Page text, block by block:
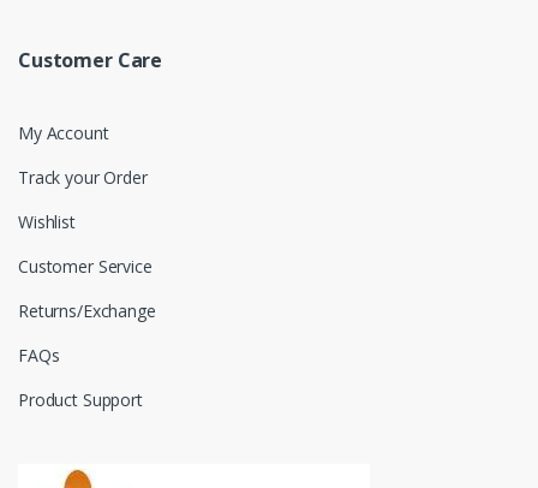
Customer Care
My Account
Track your Order
Wishlist
Customer Service
Returns/Exchange
FAQs
Product Support